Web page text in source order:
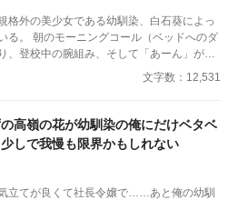
格外の美少女である幼馴染、白石葵によっ
ッドへのダ
、登校中の腕組み、そして「あーん」が義
当。誰もが羨むラブラブっぷりだが、悠太
なに誤解（無視）している。 「ゆーた
しや、葵を狙う男子生徒のプレッシャーが
幼馴染フィルター」**はついに限界を迎え
理性を溶かし尽くす――最初からクライマ
チャイチャ・ラブコメ、開幕！
文字数：12,531
高嶺の花が幼馴染の俺にだけベタベ
しで我慢も限界かもしれない
立てが良くて社長令嬢で……あと俺の幼馴